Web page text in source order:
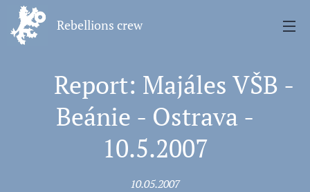
Rebellions crew
💥 Report: Majáles VŠB -
Beánie - Ostrava -
10.5.2007
10.05.2007